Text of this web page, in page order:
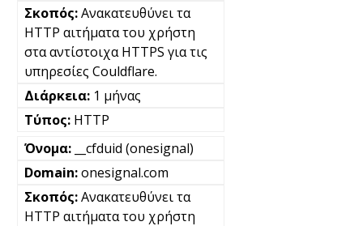
Ανακατευθύνει τα
HTTP αιτήματα του χρήστη
στα αντίστοιχα HTTPS για τις
υπηρεσίες Couldflare.
1 μήνας
HTTP
__cfduid (onesignal)
onesignal.com
Ανακατευθύνει τα
HTTP αιτήματα του χρήστη